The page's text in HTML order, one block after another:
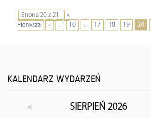
Strona 20 z 21
«
Pierwsza
« ... 10 ... 17 18 19 20
KALENDARZ WYDARZEŃ
◄ SIERPIEŃ 2026